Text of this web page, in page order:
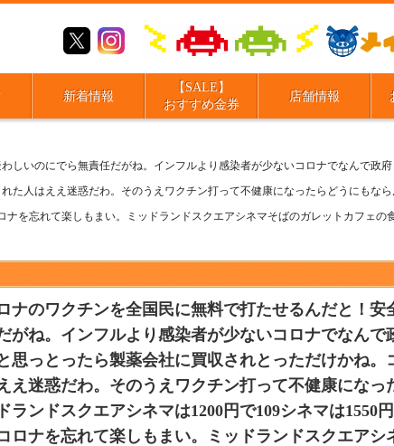
新着情報
【SALE】
おすすめ金券
店舗情報
しいのにでら無責任だがね。インフルより感染者が少ないコロナでなんで政
た人はええ迷惑だわ。そのうえワクチン打って不健康になったらどうにもな
を忘れて楽しもまい。ミッドランドスクエアシネマそばのガレットカフェの
ナのワクチンを全国民に無料で打たせるんだと！安
がね。インフルより感染者が少ないコロナでなんで
思っとったら製薬会社に買収されとっただけかね。
え迷惑だわ。そのうえワクチン打って不健康になっ
ランドスクエアシネマは1200円で109シネマは1550
ロナを忘れて楽しもまい。ミッドランドスクエアシ